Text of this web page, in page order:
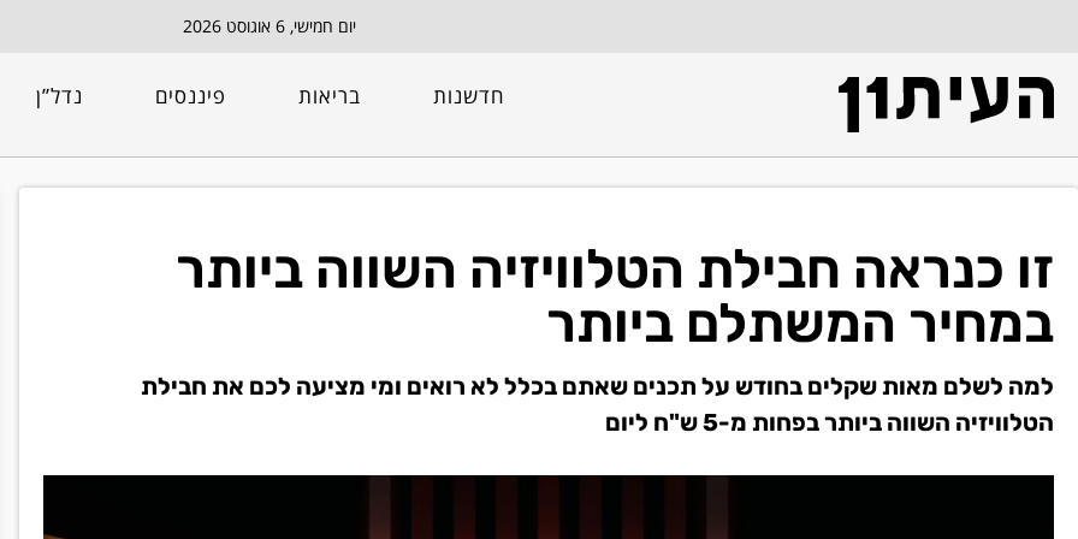
יום חמישי, 6 אוגוסט 2026
חדשנות בריאות פיננסים נדל”ן
זו כנראה חבילת הטלוויזיה השווה ביותר
במחיר המשתלם ביותר
למה לשלם מאות שקלים בחודש על תכנים שאתם בכלל לא רואים ומי מציעה לכם את חבילת
הטלוויזיה השווה ביותר בפחות מ-5 ש"ח ליום